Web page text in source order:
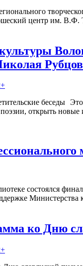
центр им. В.Ф.
открыть новые
состоялся
Министерства
ко Дню